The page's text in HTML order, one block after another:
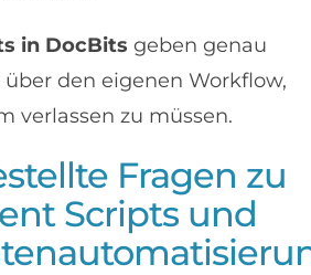
in DocBits geben genau
den eigenen Workflow,
verlassen zu müssen.
Fragen zu
Scripts und